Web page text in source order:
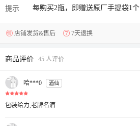
提示 每购买2瓶，即赠送原厂手提袋1个
店铺发货&售后 7天退换
商品评价 45 人评价
哈***0 酒仙
包装给力,老牌名酒